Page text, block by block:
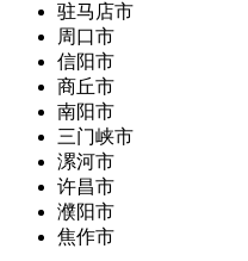
驻马店市
周口市
信阳市
商丘市
南阳市
三门峡市
漯河市
许昌市
濮阳市
焦作市